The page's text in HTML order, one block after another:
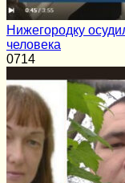
Нижегородку
человека
0714